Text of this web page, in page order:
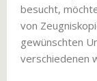
besucht,
von
gewünschten
verschiedenen